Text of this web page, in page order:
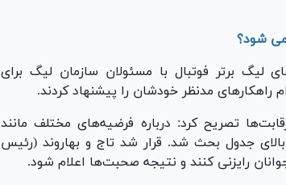
لیگ برتر فوتبال با مسئولان سازمان لیگ برای
مدنظر خودشان را پیشنهاد کردند.
تصریح کرد: درباره فرضیه‌های مختلف مانند
لیگ، بعد از جام جهانی یا رقابت ۶ تیم بالای جدول بحث شد. قرار شد تاج و بهاروند (رئیس
رایزنی کنند و نتیجه صحبت‌ها اعلام شود.